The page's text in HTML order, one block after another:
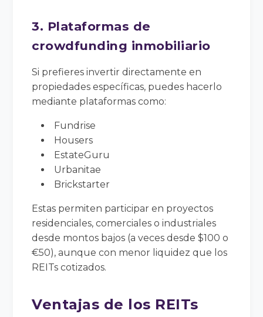
3. Plataformas de
crowdfunding inmobiliario
Si prefieres invertir directamente en
propiedades específicas, puedes hacerlo
mediante plataformas como:
Fundrise
Housers
EstateGuru
Urbanitae
Brickstarter
Estas permiten participar en proyectos
residenciales, comerciales o industriales
desde montos bajos (a veces desde $100 o
€50), aunque con menor liquidez que los
REITs cotizados.
Ventajas de los REITs